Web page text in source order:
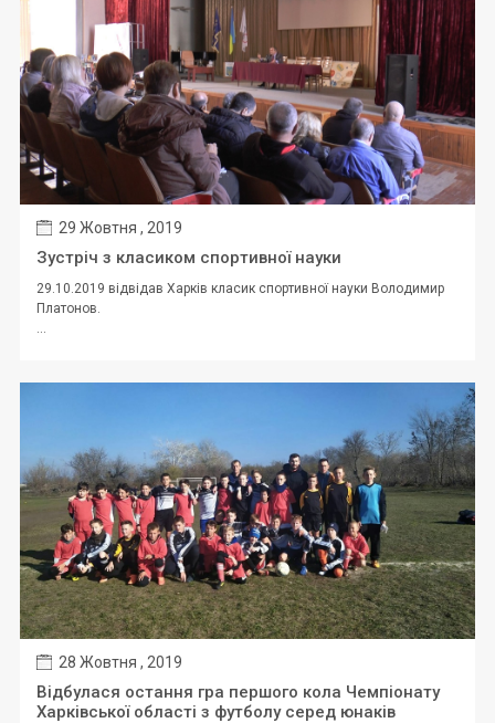
29 Жовтня , 2019
Зустріч з класиком спортивної науки
29.10.2019 відвідав Харків класик спортивної науки Володимир
Платонов.
...
28 Жовтня , 2019
Відбулася остання гра першого кола Чемпіонату
Харківської області з футболу серед юнаків